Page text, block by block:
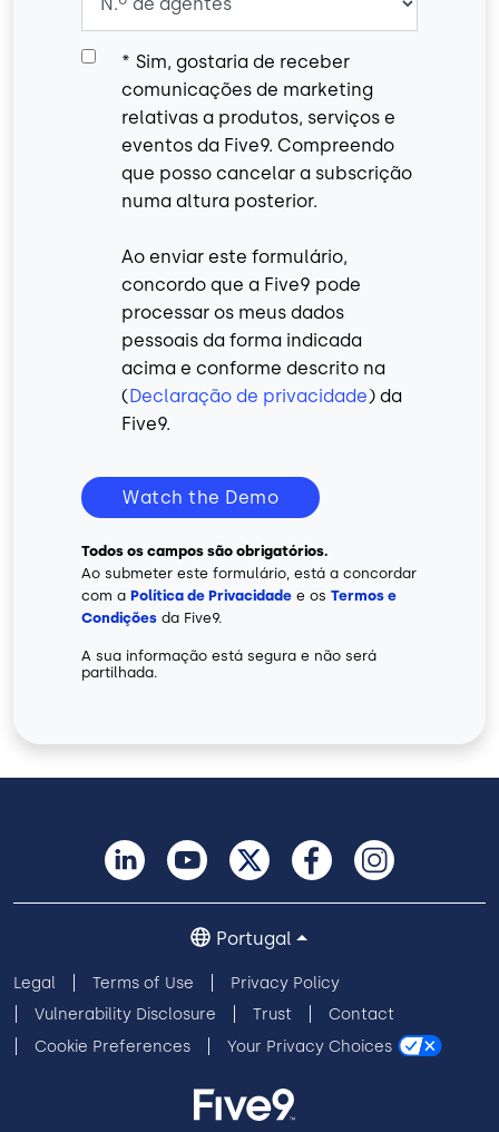
* Sim, gostaria de receber
comunicações de marketing
relativas a produtos, serviços e
eventos da Five9. Compreendo
que posso cancelar a subscrição
numa altura posterior.
Ao enviar este formulário,
concordo que a Five9 pode
processar os meus dados
pessoais da forma indicada
acima e conforme descrito na
( Declaração de privacidade) da
Five9.
Watch the Demo
Todos os campos são obrigatórios.
Ao submeter este formulário, está a concordar
com a Política de Privacidade e os Termos e
Condições da Five9.
A sua informação está segura e não será
partilhada.
Legal Terms of Use
Privacy Policy
Vulnerability Disclosure
Trust
Contact
Cookie Preferences
Your Privacy Choices
Portugal